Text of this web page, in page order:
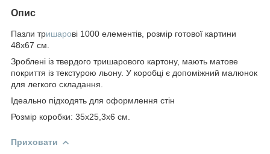
Опис
Пазли тришарові 1000 елементів, розмір готової картини
48х67 см.
Зроблені із твердого тришарового картону, мають матове
покриття із текстурою льону. У коробці є допоміжний малюнок
для легкого складання.
Ідеально підходять для оформлення стін
Розмір коробки: 35х25,3х6 см.
Приховати